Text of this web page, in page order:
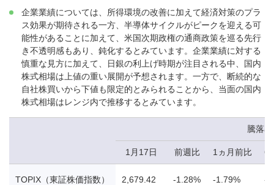
企業業績については、所得環境の改善に加えて経済対策のプラ
ス効果が期待される一方、半導体サイクルがピークを迎える可
能性があることに加えて、米国次期政権の通商政策を巡る先行
き不透明感もあり、鈍化するとみています。企業業績に対する
慎重な見方に加えて、日銀の利上げ時期が注目される中、国内
株式相場は上値の重い展開が予想されます。一方で、断続的な
自社株買いから下値も限定的とみられることから、当面の国内
株式相場はレンジ内で推移するとみています。
騰落率
1月17日 前週比 1ヵ月前比 6
TOPIX（東証株価指数） 2,679.42 -1.28% -1.79% -